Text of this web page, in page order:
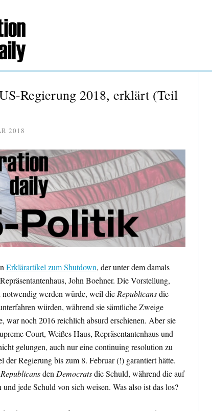
Regierung 2018, erklärt (Teil
2018
Erklärartikel zum Shutdown, der unter dem damals
John Boehner. Die Vorstellung,
werden würde, weil dieRepublicansdie
würden, während sie sämtliche Zweige
war noch 2016 reichlich absurd erschienen. Aber sie
Court, Weißes Haus, Repräsentantenhaus und
gelungen, auch nur eine continuing resolution zu
der Regierung bis zum 8. Februar (!) garantiert hätte.
RepublicansdenDemocratsdie Schuld, während die auf
jede Schuld von sich weisen. Was also ist das los?